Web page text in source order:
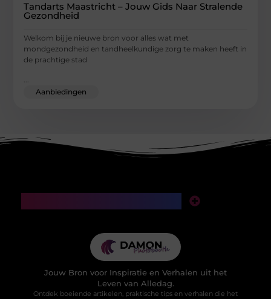
Tandarts Maastricht – Jouw Gids Naar Stralende
Gezondheid
Welkom bij je nieuwe bron voor alles wat met
mondgezondheid en tandheelkundige zorg te maken heeft in
de prachtige stad
Aanbiedingen
Jouw Bron voor Inspiratie en Verhalen uit het
Leven van Alledag.
Ontdek boeiende artikelen, praktische tips en verhalen die het